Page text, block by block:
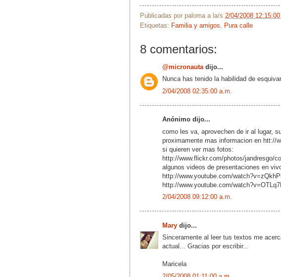
Publicadas por paloma a la/s 2/04/2008 12:15:00
Etiquetas: Familia y amigos Pura calle
8 comentarios:
@micronauta dijo...
Nunca has tenido la habilidad de
2/04/2008 02:35:00 a.m.
Anónimo dijo...
como les va, aprovechen de ir al lugar,
proximamente mas informacion en htt://
si quieren ver mas fotos:
http://www.flickr.com/photos/jandresgo/
algunos videos de presentaciones en
http://www.youtube.com/
http://www.youtube.com/
2/04/2008 09:12:00 a.m.
Mary dijo...
Sinceramente al leer tus textos me
actual... Gracias por escribir...
Maricela